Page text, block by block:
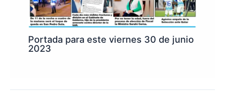
Portada para este viernes 30 de junio
2023